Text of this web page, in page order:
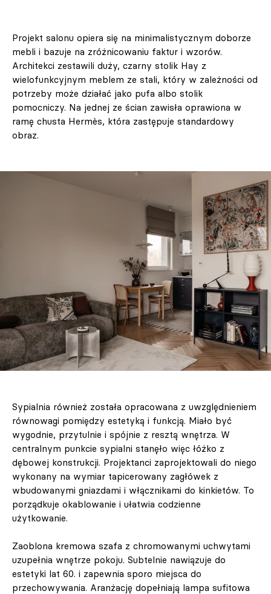
Projekt salonu opiera się na minimalistycznym doborze
mebli i bazuje na zróżnicowaniu faktur i wzorów.
Architekci zestawili duży, czarny stolik Hay z
wielofunkcyjnym meblem ze stali, który w zależności od
potrzeby może działać jako pufa albo stolik
pomocniczy. Na jednej ze ścian zawisła oprawiona w
ramę chusta Hermès, która zastępuje standardowy
obraz.
Sypialnia również została opracowana z uwzględnieniem
równowagi pomiędzy estetyką i funkcją. Miało być
wygodnie, przytulnie i spójnie z resztą wnętrza. W
centralnym punkcie sypialni stanęło więc łóżko z
dębowej konstrukcji. Projektanci zaprojektowali do niego
wykonany na wymiar tapicerowany zagłówek z
wbudowanymi gniazdami i włącznikami do kinkietów. To
porządkuje okablowanie i ułatwia codzienne
użytkowanie.
Zaoblona kremowa szafa z chromowanymi uchwytami
uzupełnia wnętrze pokoju. Subtelnie nawiązuje do
estetyki lat 60. i zapewnia sporo miejsca do
przechowywania. Aranżację dopełniają lampa sufitowa